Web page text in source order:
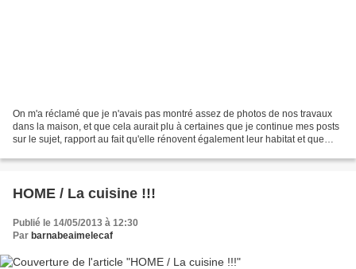
On m'a réclamé que je n'avais pas montré assez de photos de nos travaux
dans la maison, et que cela aurait plu à certaines que je continue mes posts
sur le sujet, rapport au fait qu'elle rénovent également leur habitat et que
HOME / La cuisine !!!
Publié le 14/05/2013 à 12:30
Par barnabeaimelecaf